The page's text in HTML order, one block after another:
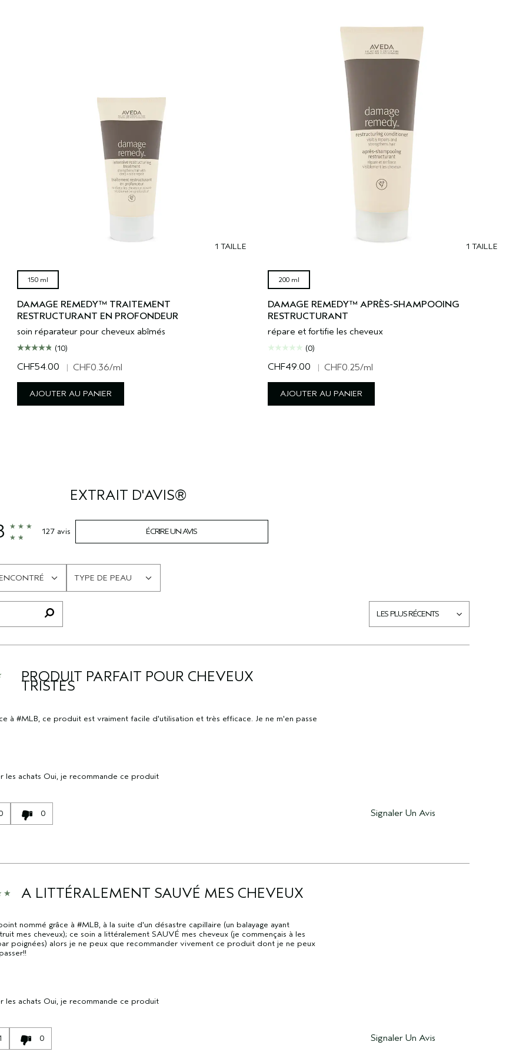
1 TAILLE
150 ml
DAMAGE REMEDY™ TRAITEMENT
RESTRUCTURANT EN PROFONDEUR
soin réparateur pour cheveux abîmés
(10)
CHF54.00 | CHF0.36/ml
AJOUTER AU PANIER
1 TAILLE
200 ml
DAMAGE REMEDY™ APRÈS-SHAMPOOING
RESTRUCTURANT
répare et fortifie les cheveux
(0)
CHF49.00 | CHF0.25/ml
AJOUTER AU PANIER
EXTRAIT D'AVIS®
127 avis ÉCRIRE UN AVIS
TYPE DE PEAU
FRANÇAIS
PRODUIT PARFAIT POUR CHEVEUX
TRISTES
à #MLB, ce produit est vraiment facile d'utilisation et très efficace. Je ne m'en passe
les achats Oui, je recommande ce produit
0 Signaler Un Avis
A LITTÉRALEMENT SAUVÉ MES CHEVEUX
nommé grâce à #MLB, à la suite d'un désastre capillaire (un balayage ayant
mes cheveux); ce soin a littéralement SAUVÉ mes cheveux (je commençais à les
poignées) alors je ne peux que recommander vivement ce produit dont je ne peux
les achats Oui, je recommande ce produit
0 Signaler Un Avis